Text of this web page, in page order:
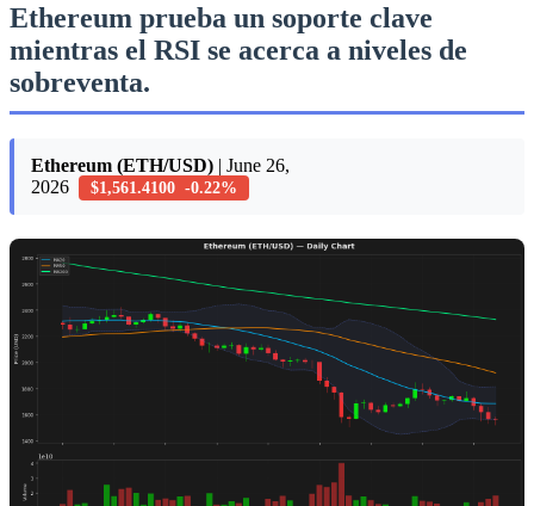
Ethereum prueba un soporte clave
mientras el RSI se acerca a niveles de
sobreventa.
Ethereum (ETH/USD) | June 26,
2026
$1,561.4100 -0.22%